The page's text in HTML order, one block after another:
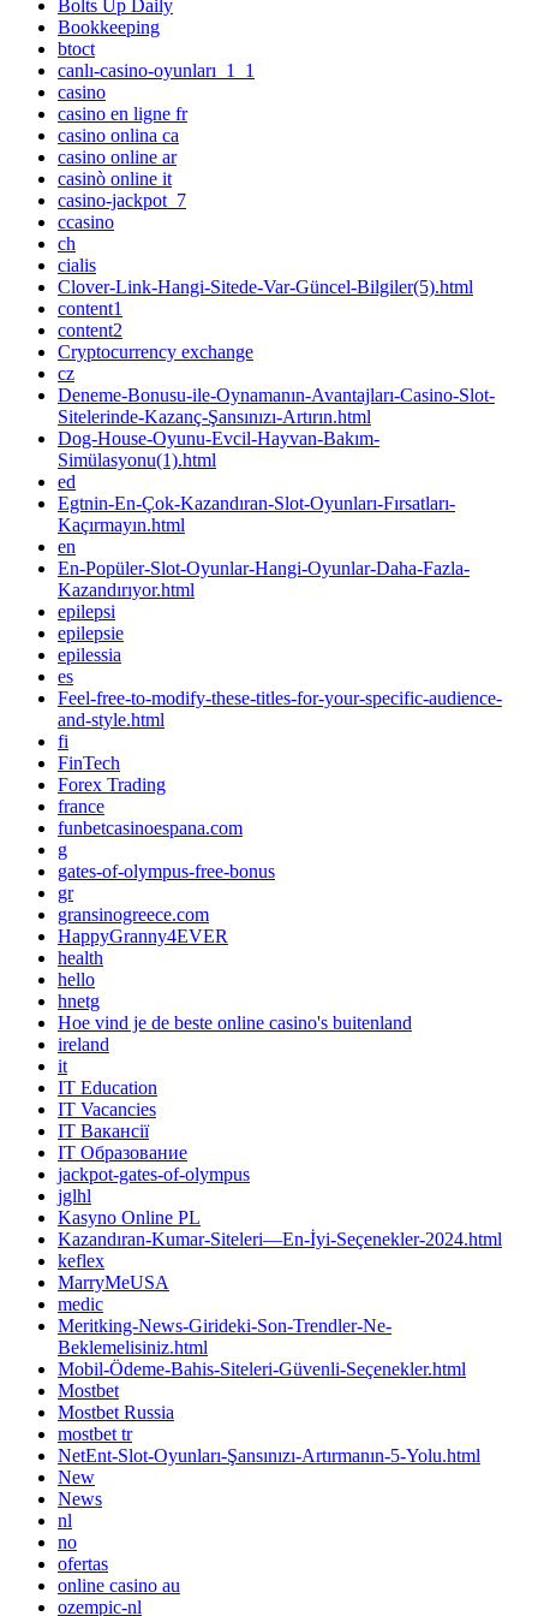
Bolts Up Daily
Bookkeeping
btoct
canlı-casino-oyunları_1_1
casino
casino en ligne fr
casino onlina ca
casino online ar
casinò online it
casino-jackpot_7
ccasino
ch
cialis
Clover-Link-Hangi-Sitede-Var-Güncel-Bilgiler(5).html
content1
content2
Cryptocurrency exchange
cz
Deneme-Bonusu-ile-Oynamanın-Avantajları-Casino-Slot-
Sitelerinde-Kazanç-Şansınızı-Artırın.html
Dog-House-Oyunu-Evcil-Hayvan-Bakım-
Simülasyonu(1).html
ed
Egtnin-En-Çok-Kazandıran-Slot-Oyunları-Fırsatları-
Kaçırmayın.html
en
En-Popüler-Slot-Oyunlar-Hangi-Oyunlar-Daha-Fazla-
Kazandırıyor.html
epilepsi
epilepsie
epilessia
es
Feel-free-to-modify-these-titles-for-your-specific-audience-
and-style.html
fi
FinTech
Forex Trading
france
funbetcasinoespana.com
g
gates-of-olympus-free-bonus
gr
gransinogreece.com
HappyGranny4EVER
health
hello
hnetg
Hoe vind je de beste online casino's buitenland
ireland
it
IT Education
IT Vacancies
IT Вакансії
IT Образование
jackpot-gates-of-olympus
jglhl
Kasyno Online PL
Kazandıran-Kumar-Siteleri—En-İyi-Seçenekler-2024.html
keflex
MarryMeUSA
medic
Meritking-News-Girideki-Son-Trendler-Ne-
Beklemelisiniz.html
Mobil-Ödeme-Bahis-Siteleri-Güvenli-Seçenekler.html
Mostbet
Mostbet Russia
mostbet tr
NetEnt-Slot-Oyunları-Şansınızı-Artırmanın-5-Yolu.html
New
News
nl
no
ofertas
online casino au
ozempic-nl